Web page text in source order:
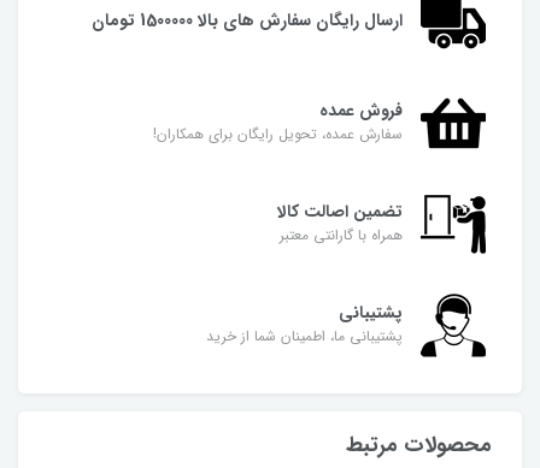
ارسال رایگان سفارش های بالا 1500000 تومان
فروش عمده
سفارش عمده، تحویل رایگان برای همکاران!
تضمین اصالت کالا
همراه با گارانتی معتبر
پشتیبانی
پشتیبانی ما، اطمینان شما از خرید
محصولات مرتبط